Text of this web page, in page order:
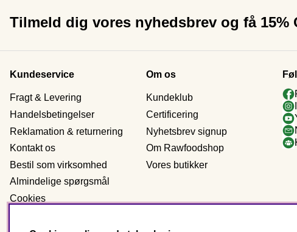
Tilmeld dig vores nyhedsbrev og få 15%
Kundeservice
Fragt & Levering
Handelsbetingelser
Reklamation & returnering
Kontakt os
Bestil som virksomhed
Almindelige spørgsmål
Cookies
Om os
Kundeklub
Certificering
Nyhetsbrev signup
Om Rawfoodshop
Vores butikker